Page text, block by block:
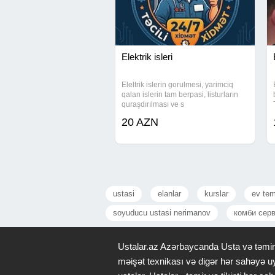
"Sebail elektrik xidmeti"
Elektrik isleri
Eleltrik islerin gorulmesi, yarimciq
qalan islerin tam berpasi, listurların
quraşdırılması ve s
20 AZN
ustasi elanlar kurslar ev
soyuducu ustasi nerimanov комби
Ustalar.az Azərbaycanda Usta və
məişət texnikası və digər hər sahəyə